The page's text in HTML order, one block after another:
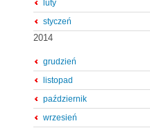
luty
styczeń
2014
grudzień
listopad
październik
wrzesień